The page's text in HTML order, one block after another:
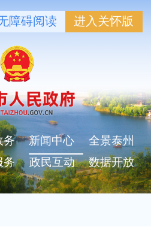
障碍阅读 进入关怀版
务 新闻中心
全景泰州
务 政民互动 数据开放